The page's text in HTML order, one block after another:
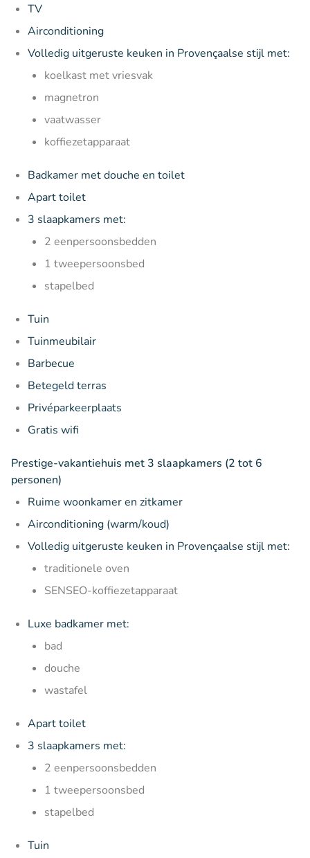
TV
Airconditioning
Volledig uitgeruste keuken in Provençaalse stijl met:
koelkast met vriesvak
magnetron
vaatwasser
koffiezetapparaat
Badkamer met douche en toilet
Apart toilet
3 slaapkamers met:
2 eenpersoonsbedden
1 tweepersoonsbed
stapelbed
Tuin
Tuinmeubilair
Barbecue
Betegeld terras
Privéparkeerplaats
Gratis wifi
Prestige-vakantiehuis met 3 slaapkamers (2 tot 6
personen)
Ruime woonkamer en zitkamer
Airconditioning (warm/koud)
Volledig uitgeruste keuken in Provençaalse stijl met:
traditionele oven
SENSEO-koffiezetapparaat
Luxe badkamer met:
bad
douche
wastafel
Apart toilet
3 slaapkamers met:
2 eenpersoonsbedden
1 tweepersoonsbed
stapelbed
Tuin